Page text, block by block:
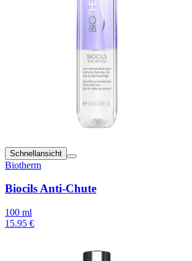
Schnellansicht
Biotherm
Biocils Anti-Chute
100 ml
15.95 €